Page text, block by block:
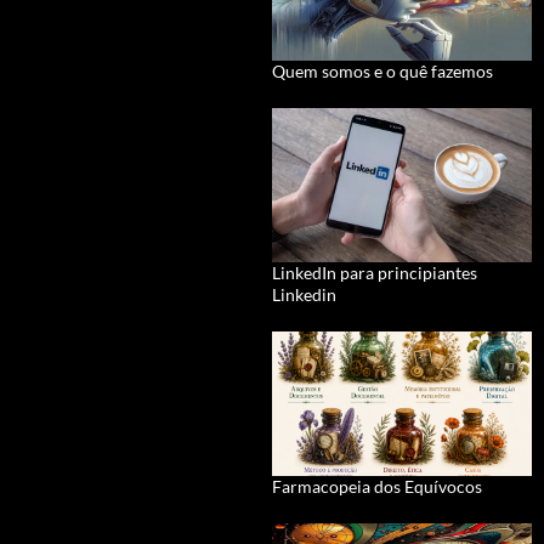
Quem somos e o quê fazemos
LinkedIn para principiantes
Linkedin
Farmacopeia dos Equívocos